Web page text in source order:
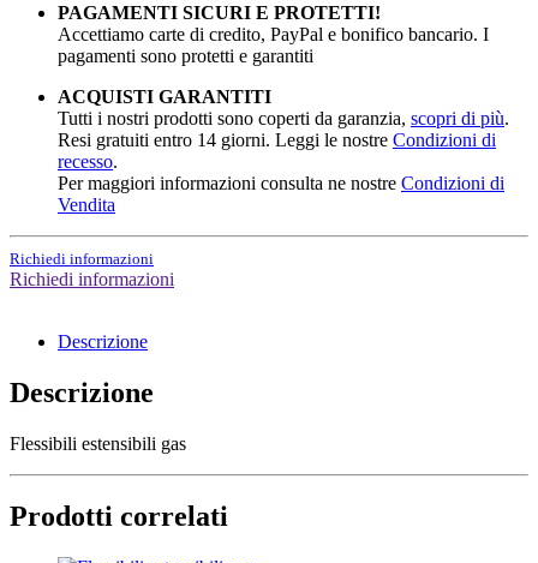
PAGAMENTI SICURI E PROTETTI!
Accettiamo carte di credito, PayPal e bonifico bancario. I
pagamenti sono protetti e garantiti
ACQUISTI GARANTITI
Tutti i nostri prodotti sono coperti da garanzia, scopri di più.
Resi gratuiti entro 14 giorni. Leggi le nostre Condizioni di
recesso.
Per maggiori informazioni consulta ne nostre Condizioni di
Vendita
Richiedi informazioni
Richiedi informazioni
Descrizione
Descrizione
Flessibili estensibili gas
Prodotti correlati